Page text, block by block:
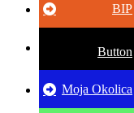
BIP
Button
Moja Okolica